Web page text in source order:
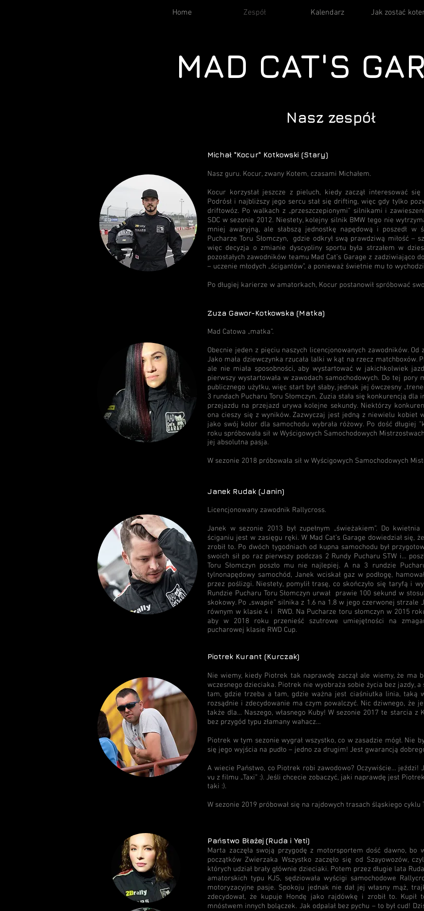
Home Zespół Kalendarz Jak zostać
MAD CAT'S
Nasz zespół
Michał "Kocur" Kotkowski (Stary)
Nasz guru. Kocur, zwany Kotem, czasami Michałem.
Kocur korzystał jeszcze z pieluch, kiedy zaczął interesować
Podrósł i najbliższy jego sercu stał się drifting, więc gdy tylko
driftowóz. Po walkach z „przeszczepionymi” silnikami i
SDC w sezonie 2012. Niestety, kolejny silnik BMW tego nie
mniej awaryjną, ale słabszą jednostkę napędową i poszedł w
Pucharze Toru Słomczyn, gdzie odkrył swą prawdziwą miłość –
więc decyzja o zmianie dyscypliny sportu była strzałem w
pozostałych zawodników teamu Mad Cat’s Garage z
– uczenie młodych „ścigantów”, a ponieważ świetnie mu to
Po długiej karierze w amatorkach, Kocur postanowił spróbować
Zuza Gawor-Kotkowska (Matka)
Mad Catowa „matka”.
Obecnie jeden z pięciu naszych licencjonowanych zawodników.
Jako mała dziewczynka rzucała lalki w kąt na rzecz matchboxów.
ale nie miała sposobności, aby wystartować w jakichkolwiek
pierwszy wystartowała w zawodach samochodowych. Do tej pory
publicznego użytku, więc start był słaby, jednak jej ówczesny
3 rundach Pucharu Toru Słomczyn, Zuzia stała się konkurencją
przejazdu na przejazd urywa kolejne sekundy. Niektórzy
ona cieszy się z wyników. Zazwyczaj jest jedną z niewielu kobiet
jako swój kolor dla samochodu wybrała różowy. Po dość
roku spróbowała sił w Wyścigowych Samochodowych
jej absolutna pasja.
W sezonie 2018 próbowała sił w Wyścigowych Samochodowych
Janek Rudak (Janin)
Licencjonowany zawodnik Rallycross.
Janek w sezonie 2013 był zupełnym „świeżakiem”. Do
ściganiu jest w zasięgu ręki. W Mad Cat’s Garage dowiedział
zrobił to. Po dwóch tygodniach od kupna samochodu był
swoich sił po raz pierwszy podczas 2 Rundy Pucharu STW i…
Toru Słomczyn poszło mu nie najlepiej. A na 3 rundzie
tylnonapędowy samochód, Janek wciskał gaz w podłogę,
przez poślizgi. Niestety, pomylił trasę, co skończyło się taryfą i
Rundzie Pucharu Toru Słomczyn urwał prawie 100 sekund w
skokowy. Po „swapie” silnika z 1.6 na 1.8 w jego czerwonej
równym w klasie 4 i RWD. Na Pucharze toru słomczyn w 2015
aby w 2018 roku przenieść szutrowe umiejętności na
pucharowej klasie RWD Cup.
Piotrek Kurant (Kurczak)
Nie wiemy, kiedy Piotrek tak naprawdę zaczął ale wiemy, że ma
wczesnego dzieciaka. Piotrek nie wyobraża sobie życia bez jazdy,
tam, gdzie trzeba a tam, gdzie ważna jest ciaśniutka linia, taką
rozsądnie i zdecydowanie ma czym powalczyć. Nic dziwnego, że
także dla… Naszego, własnego Kuby! W sezonie 2017 te starcia z
bez przygód typu złamany wahacz…
Piotrek w tym sezonie wygrał wszystko, co w zasadzie mógł. Nie
się jego wyjścia na pudło – jedno za drugim! Jest gwarancją
A wiecie Państwo, co Piotrek robi zawodowo? Oczywiście…
vu z filmu „Taxi” :). Jeśli chcecie zobaczyć, jaki naprawdę jest
taki :).
W sezonie 2019 próbował się na rajdowych trasach śląskiego cyklu
Państwo Błażej (Ruda i Yeti)
Marta zaczęła swoją przygodę z motorsportem dość dawno,
początków Zwierzaka Wszystko zaczęło się od Szayowozów,
których udział brały głównie dzieciaki. Potem przez długie lata
amatorskich typu KJS, sędziowała wyścigi samochodowe
motoryzacyjne pasje. Spokoju jednak nie dał jej własny mąż,
zdecydował, że kupuje Hondę jako rajdówkę i zrobił to.
mnóstwem innych bolączek. Jak odpalał bez pychu – to był cud!